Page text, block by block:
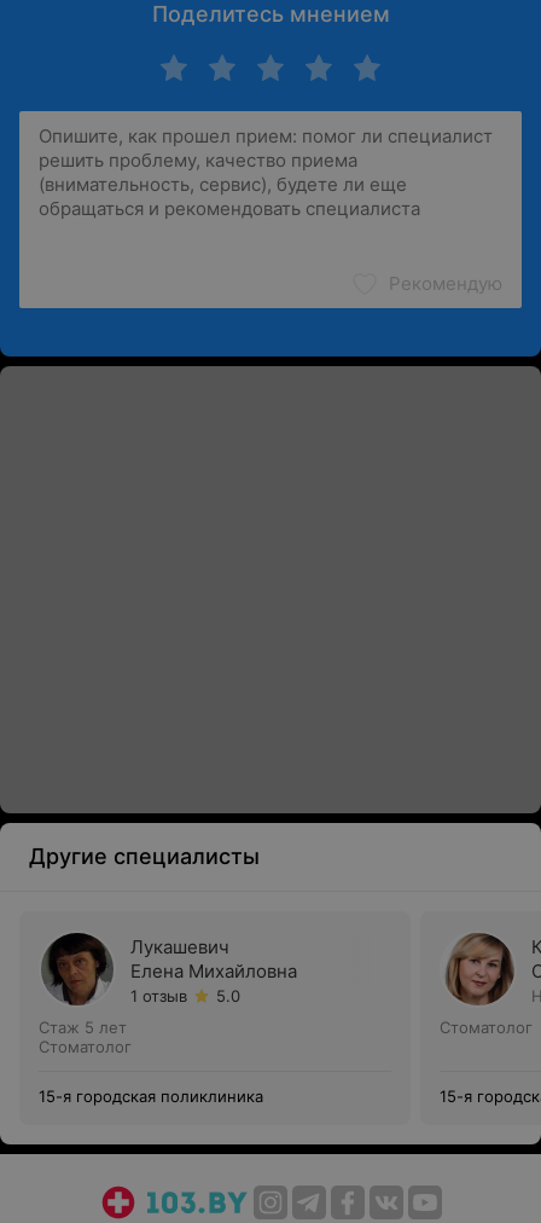
Поделитесь мнением
Рекомендую
Другие специалисты
Лукашевич
Елена Михайловна
1 отзыв
5.0
Стаж 5 лет
Стоматолог
15-я городская поликлиника
Стоматолог
15-я